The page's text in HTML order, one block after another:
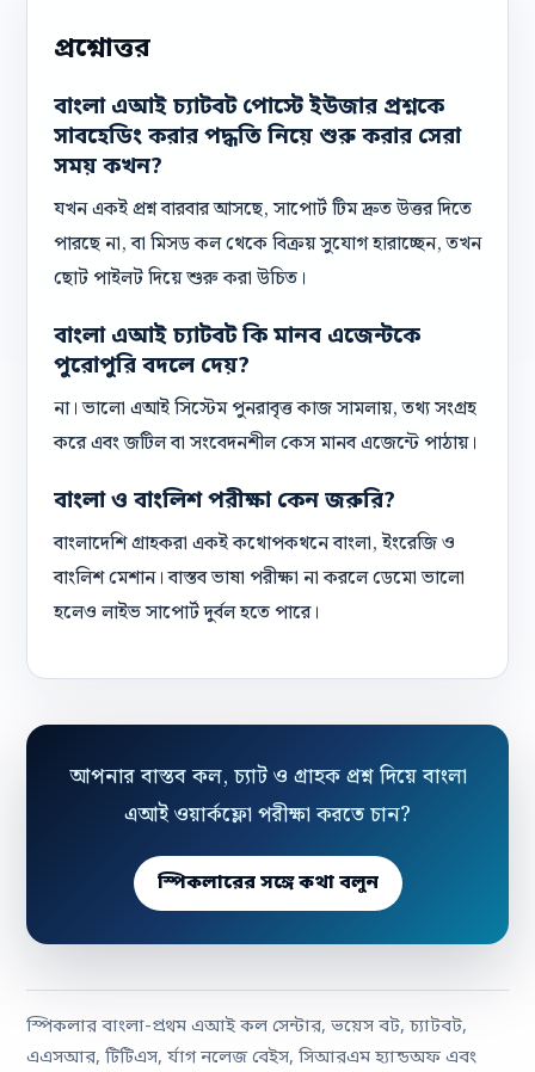
প্রশ্নোত্তর
বাংলা এআই চ্যাটবট পোস্টে ইউজার প্রশ্নকে
সাবহেডিং করার পদ্ধতি নিয়ে শুরু করার সেরা
সময় কখন?
যখন একই প্রশ্ন বারবার আসছে, সাপোর্ট টিম দ্রুত উত্তর দিতে
পারছে না, বা মিসড কল থেকে বিক্রয় সুযোগ হারাচ্ছেন, তখন
ছোট পাইলট দিয়ে শুরু করা উচিত।
বাংলা এআই চ্যাটবট কি মানব এজেন্টকে
পুরোপুরি বদলে দেয়?
না। ভালো এআই সিস্টেম পুনরাবৃত্ত কাজ সামলায়, তথ্য সংগ্রহ
করে এবং জটিল বা সংবেদনশীল কেস মানব এজেন্টে পাঠায়।
বাংলা ও বাংলিশ পরীক্ষা কেন জরুরি?
বাংলাদেশি গ্রাহকরা একই কথোপকথনে বাংলা, ইংরেজি ও
বাংলিশ মেশান। বাস্তব ভাষা পরীক্ষা না করলে ডেমো ভালো
হলেও লাইভ সাপোর্ট দুর্বল হতে পারে।
আপনার বাস্তব কল, চ্যাট ও গ্রাহক প্রশ্ন দিয়ে বাংলা
এআই ওয়ার্কফ্লো পরীক্ষা করতে চান?
স্পিকলারের সঙ্গে কথা বলুন
স্পিকলার বাংলা-প্রথম এআই কল সেন্টার, ভয়েস বট, চ্যাটবট,
এএসআর, টিটিএস, র্যাগ নলেজ বেইস, সিআরএম হ্যান্ডঅফ এবং